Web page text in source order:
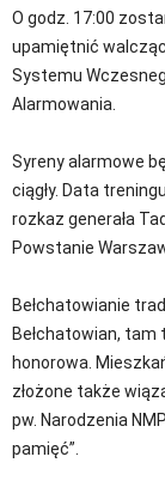
O godz. 17:00
upamiętnić
Systemu
Alarmowania.
Syreny alarmowe
ciągły. Data
rozkaz generała
Powstanie
Bełchatowianie
Bełchatowian,
honorowa.
złożone także
pw. Narodzenia
pamięć”.